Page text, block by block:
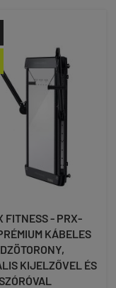
FITNESS - PRX-
KÁBELES
KIJELZŐVEL ÉS